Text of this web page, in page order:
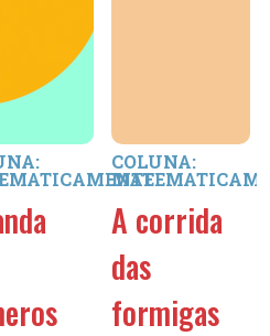
COLUNA:
A corrida
das
formigas